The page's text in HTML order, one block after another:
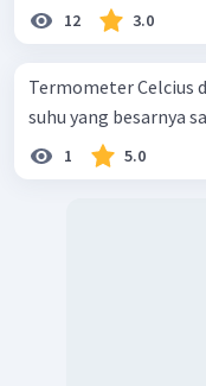
12 3.0
Termometer Celcius
suhu yang besarnya
1 5.0